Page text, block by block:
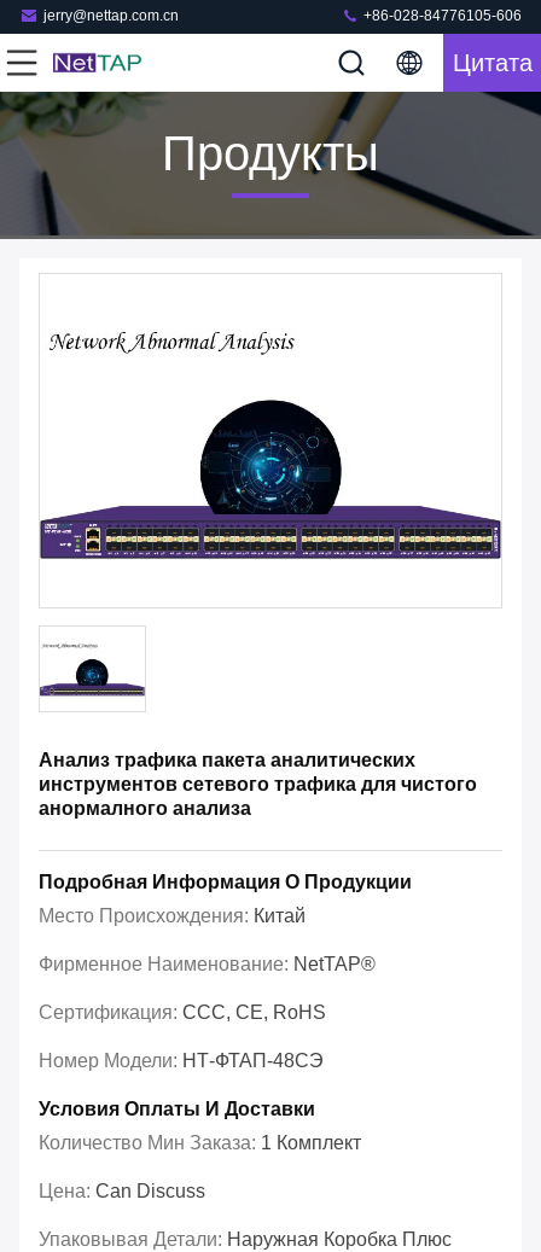
jerry@nettap.com.cn +86-028-84776105-606
Цитата
Продукты
Анализ трафика пакета аналитических
инструментов сетевого трафика для чистого
анормалного анализа
Подробная Информация О Продукции
Место Происхождения: Китай
Фирменное Наименование: NetTAP®
Сертификация: CCC, CE, RoHS
Номер Модели: НТ-ФТАП-48СЭ
Условия Оплаты И Доставки
Количество Мин Заказа: 1 Комплект
Цена: Can Discuss
Упаковывая Детали: Наружная Коробка Плюс